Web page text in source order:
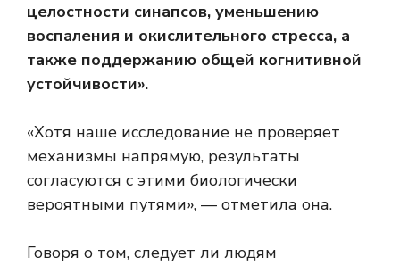
целостности синапсов, уменьшению
воспаления и окислительного стресса, а
также поддержанию общей когнитивной
устойчивости».
«Хотя наше исследование не проверяет
механизмы напрямую, результаты
согласуются с этими биологически
вероятными путями», — отметила она.
Говоря о том, следует ли людям